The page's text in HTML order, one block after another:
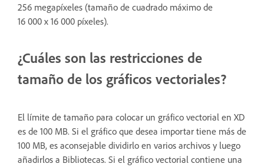
256 megapíxeles (tamaño de cuadrado máximo de
16 000 x 16 000 píxeles).
¿Cuáles son las restricciones de
tamaño de los gráficos vectoriales?
El límite de tamaño para colocar un gráfico vectorial en XD
es de 100 MB. Si el gráfico que desea importar tiene más de
100 MB, es aconsejable dividirlo en varios archivos y luego
añadirlos a Bibliotecas. Si el gráfico vectorial contiene una